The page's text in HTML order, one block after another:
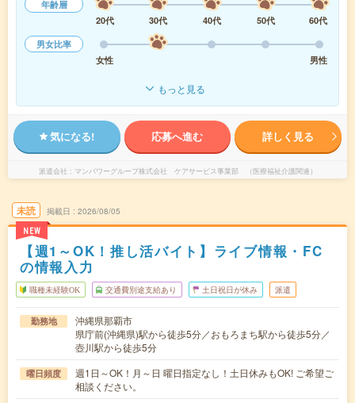
年齢層
20代
30代 40代 50代
60代
男女比率
女性
男性
もっと見る
気になる! 応募へ進む 詳しく見る
派遣会社 マンパワーグループ株式会社 ケアサービス事業部 （医療福祉介護関連）
未読
NEW
掲載日 2026/08/05
【週1～OK！推し活バイト】ライブ情報・FC
の情報入力
職種未経験OK 交通費別途支給あり 土日祝日が休み 派遣
勤務地
沖縄県那覇市
県庁前(沖縄県)駅から徒歩5分／おもろまち駅から徒歩5分／
壺川駅から徒歩5分
曜日頻度
週1日～OK！月～日 曜日指定なし！土日休みもOK! ご希望ご
相談ください。